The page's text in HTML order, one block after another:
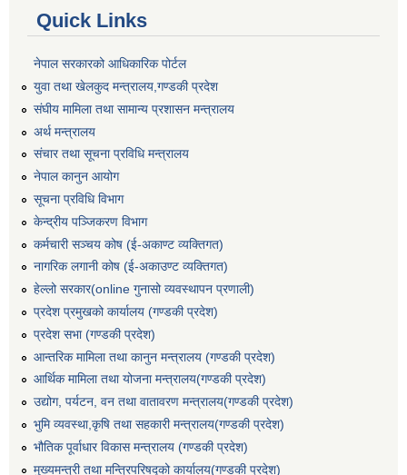
Quick Links
नेपाल सरकारको आधिकारिक पोर्टल
युवा तथा खेलकुद मन्त्रालय,गण्डकी प्रदेश
संघीय मामिला तथा सामान्य प्रशासन मन्त्रालय
अर्थ मन्त्रालय
संचार तथा सूचना प्रविधि मन्त्रालय
नेपाल कानुन आयोग
सूचना प्रविधि विभाग
केन्द्रीय पञ्जिकरण विभाग
कर्मचारी सञ्‍चय कोष (ई‍-अकाण्ट व्यक्तिगत)
नागरिक लगानी कोष (ई-अकाउण्ट व्यक्तिगत)
हेल्लो सरकार(online गुनासो व्यवस्थापन प्रणाली)
प्रदेश प्रमुखको कार्यालय (गण्डकी प्रदेश)
प्रदेश सभा (गण्डकी प्रदेश)
आन्तरिक मामिला तथा कानुन मन्त्रालय (गण्डकी प्रदेश)
आर्थिक मामिला तथा योजना मन्त्रालय(गण्डकी प्रदेश)
उद्योग, पर्यटन, वन तथा वातावरण मन्त्रालय(गण्डकी प्रदेश)
भुमि व्यवस्था,कृषि तथा सहकारी मन्त्रालय(गण्डकी प्रदेश)
भौतिक पूर्वाधार विकास मन्त्रालय (गण्डकी प्रदेश)
मुख्यमन्त्री तथा मन्त्रिपरिषद्को कार्यालय(गण्डकी प्रदेश)